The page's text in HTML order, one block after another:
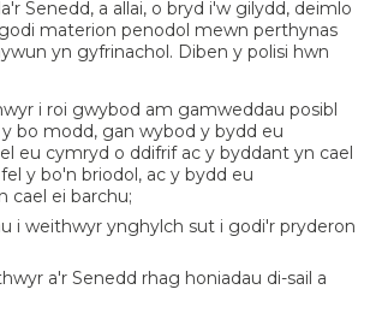
Senedd, a allai, o bryd i'w gilydd, deimlo
materion penodol mewn perthynas
yn gyfrinachol. Diben y polisi hwn
i roi gwybod am gamweddau posibl
bo modd, gan wybod y bydd eu
eu cymryd o ddifrif ac y byddant yn cael
y bo'n briodol, ac y bydd eu
cael ei barchu;
i weithwyr ynghylch sut i godi'r pryderon
a'r Senedd rhag honiadau di-sail a